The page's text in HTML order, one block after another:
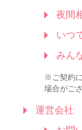
夜間
いつ
みん
※ご契約
場合がご
運営会社